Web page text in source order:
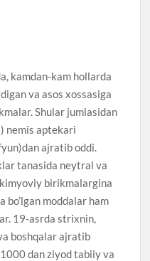
kamdan-kam hollarda
va asos xossasiga
Shular jumlasidan
nemis aptekari
ajratib oddi.
tanasida neytral va
kimyoviy birikmalargina
bo’lgan moddalar ham
19-asrda strixnin,
boshqalar ajratib
dan ziyod tabiiy va